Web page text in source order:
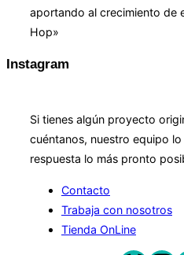
aportando al crecimiento de
Hop»
Instagram
Si tienes algún proyecto
cuéntanos, nuestro equipo
respuesta lo más pronto
Contacto
Trabaja con nosotros
Tienda OnLine